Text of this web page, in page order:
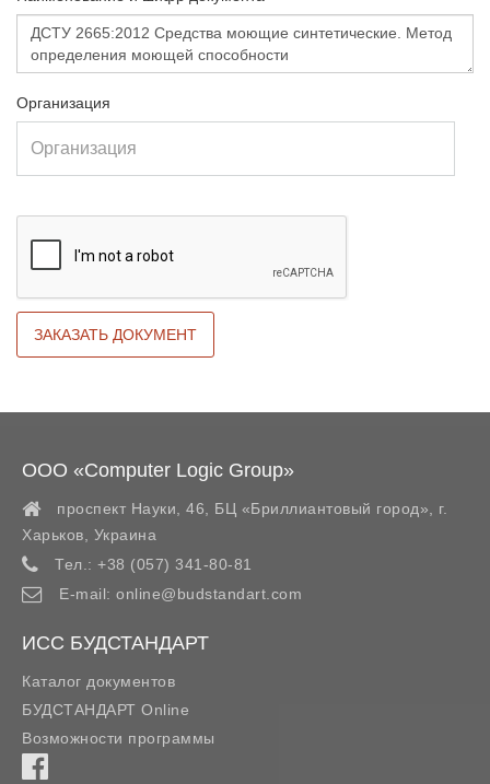
Организация
ООО «Computer Logic Group»
проспект Науки, 46, БЦ «Бриллиантовый город»,
г.
Харьков
Украина
Тел.: +38 (057) 341-80-81
E-mail: online@budstandart.com
ИСС БУДСТАНДАРТ
Каталог документов
БУДСТАНДАРТ Online
Возможности программы